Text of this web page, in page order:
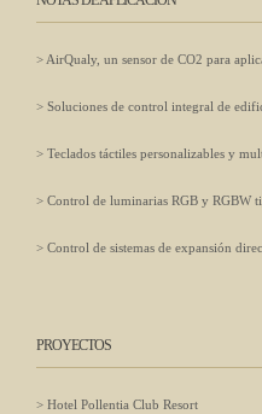
AirQualy, un sensor de CO2 para
Soluciones de control integral de
Teclados táctiles personalizables y
Control de luminarias RGB y RGBW
Control de sistemas de expansión
PROYECTOS
Hotel Pollentia Club Resort